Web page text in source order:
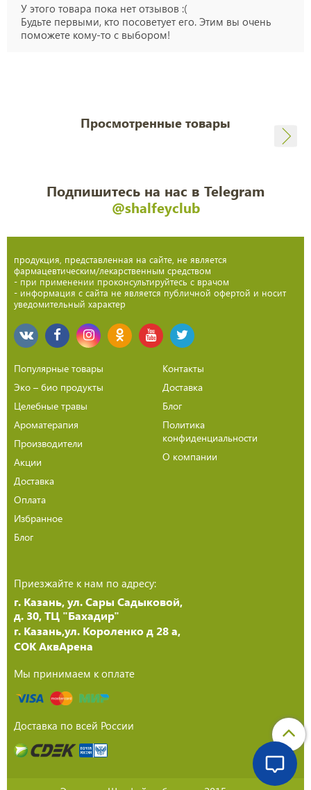
У этого товара пока нет отзывов :(
Будьте первыми, кто посоветует его. Этим вы очень
поможете кому-то с выбором!
Просмотренные товары
Подпишитесь на нас в Telegram
@shalfeyclub
продукция, представленная на сайте, не является
фармацевтическим/лекарственным средством
- при применении проконсультируйтесь с врачом
- информация с сайта не является публичной офертой и носит
уведомительный характер
Популярные товары
Эко – био продукты
Целебные травы
Ароматерапия
Производители
Акции
Доставка
Оплата
Избранное
Блог
Контакты
Доставка
Блог
Политика
конфиденциальности
О компании
Приезжайте к нам по адресу:
г. Казань, ул. Сары Садыковой,
д. 30, ТЦ "Бахадир"
г. Казань,ул. Короленко д 28 а,
СОК АквАрена
Мы принимаем к оплате
Доставка по всей России